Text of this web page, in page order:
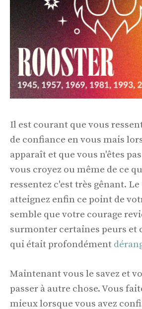
Il est courant que vous
de confiance en vous mais
apparaît et que vous n'êtes
vous croyez ou même de ce
ressentez c'est très gênant.
atteignez enfin ce point de
semble que votre courage
surmonter certaines peurs et
qui était profondément
Maintenant vous le savez et
passer à autre chose. Vous
mieux lorsque vous avez